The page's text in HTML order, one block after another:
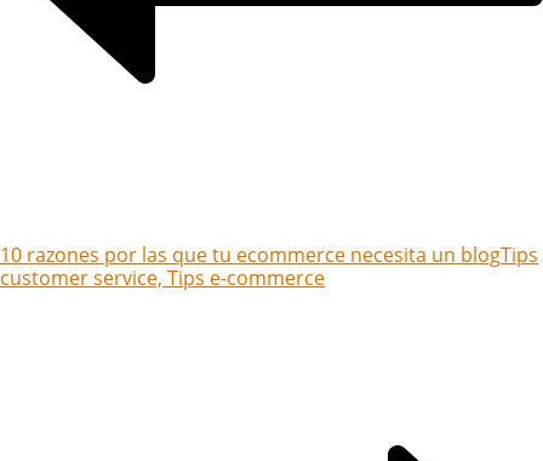
10 razones por las que tu ecommerce necesita un blogTips
customer service, Tips e-commerce